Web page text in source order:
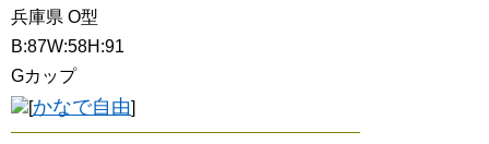
兵庫県 O型
B:87W:58H:91
Gカップ
[かなで自由]